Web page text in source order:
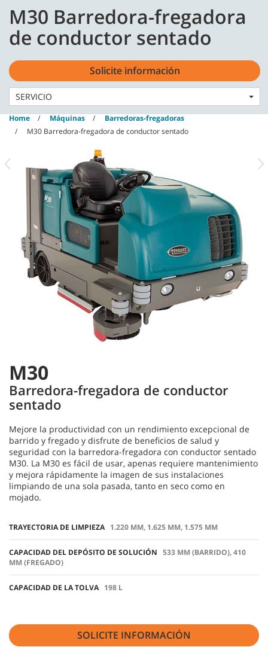
content
navigation
menu
Español - ES
Home Máquinas
Barredoras-fregadoras
M30 Barredora-fregadora de conductor sentado
M30
Barredora-fregadora de conductor
sentado
Mejore la productividad con un rendimiento excepcional de
barrido y fregado y disfrute de beneficios de salud y
seguridad con la barredora-fregadora con conductor sentado
M30. La M30 es fácil de usar, apenas requiere mantenimiento
y mejora rápidamente la imagen de sus instalaciones
limpiando de una sola pasada, tanto en seco como en
mojado.
TRAYECTORIA DE LIMPIEZA 1.220 MM, 1.625 MM, 1.575 MM
CAPACIDAD DEL DEPÓSITO DE SOLUCIÓN 533 MM (BARRIDO), 410
MM (FREGADO)
CAPACIDAD DE LA TOLVA 198 L
SOLICITE INFORMACIÓN
M30 Barredora-fregadora
de conductor sentado
Solicite información
SERVICIO